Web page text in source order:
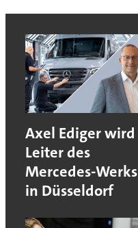
Axel Ediger wird
Leiter des
Mercedes-Werks
in Düsseldorf